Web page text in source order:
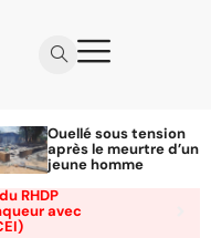
Ouellé sous tension
après le meurtre d’un
jeune homme
RHDP
avec